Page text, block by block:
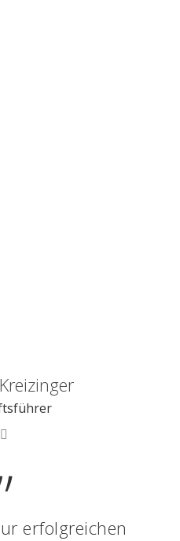
erfolgreichen